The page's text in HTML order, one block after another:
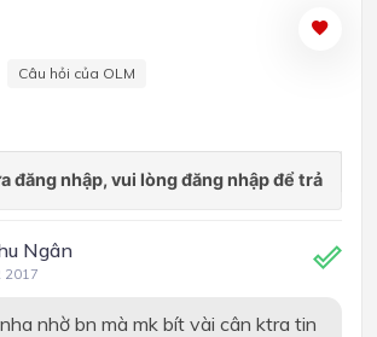
Câu hỏi của OLM
Ngân
2017
nhờ bn mà mk bít vài cân ktra tin